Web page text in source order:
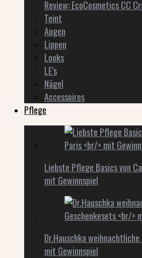
Review: EcoCosmetics CC
Teint
Augen
Lippen
Looks
LE’s
Nägel
Accessoires
Pflege
Liebste Pflege Basics von
mit Gewinnspiel
Dr.Hauschka
mit Gewinnspiel